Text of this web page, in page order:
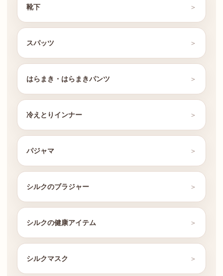
靴下
スパッツ
はらまき・はらまきパンツ
冷えとりインナー
パジャマ
シルクのブラジャー
シルクの健康アイテム
シルクマスク